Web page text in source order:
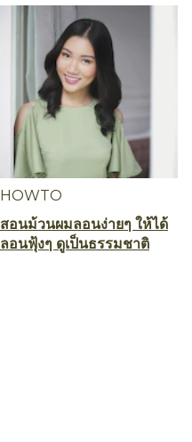
HOWTO
สอนม้วนผมลอนง่ายๆ ให้ได้
ลอนฟุ้งๆ ดูเป็นธรรมชาติ